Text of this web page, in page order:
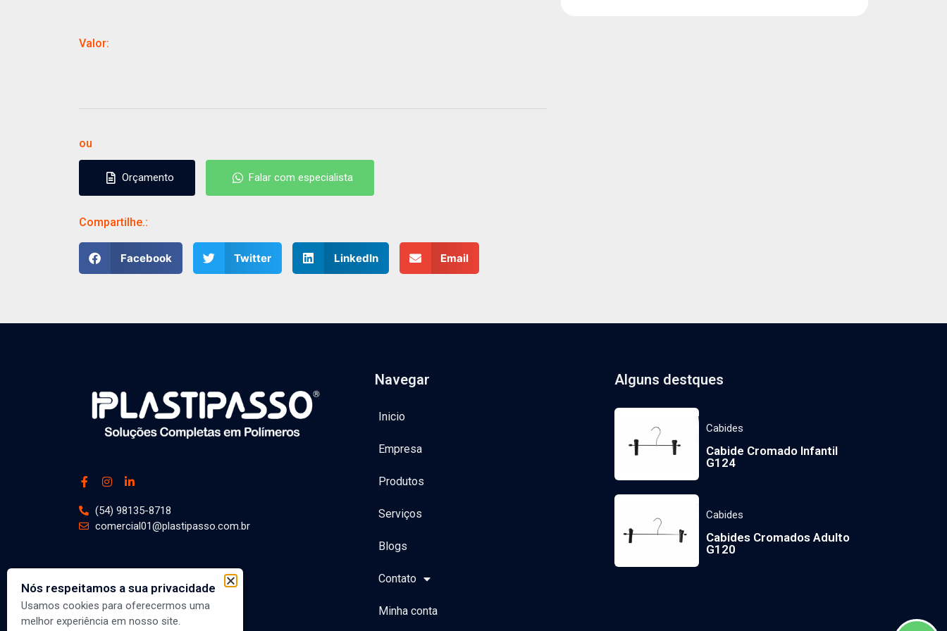
Valor:
ou
Orçamento Falar com especialista
Compartilhe.:
Facebook Twitter LinkedIn Email
(54) 98135-8718
comercial01@plastipasso.com.br
Navegar
Inicio
Empresa
Produtos
Serviços
Blogs
Contato
Minha conta
Alguns destques
Cabides
Cabide Cromado Infantil
G124
Cabides
Cabides Cromados Adulto
G120
Nós respeitamos a sua privacidade
Usamos cookies para oferecermos uma
melhor experiência em nosso site.